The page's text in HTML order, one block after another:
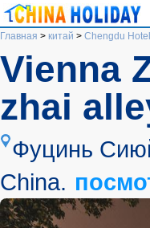
Главная > китай > Chengdu
Vienna
zhai
Фуцинь
China.